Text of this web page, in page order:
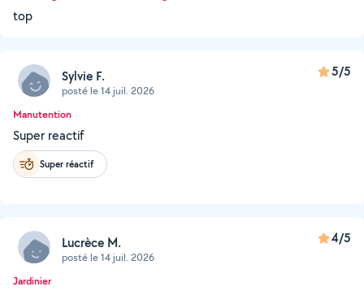
top
Sylvie F.
posté le 14 juil. 2026
5/5
Manutention
Super reactif
Super réactif
Lucrèce M.
posté le 14 juil. 2026
4/5
Jardinier